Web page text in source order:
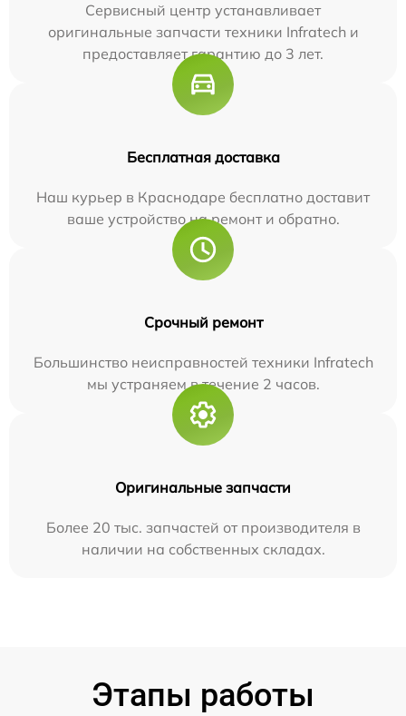
Сервисный центр устанавливает
оригинальные запчасти техники Infratech и
предоставляет гарантию до 3 лет.
Бесплатная доставка
Наш курьер в Краснодаре бесплатно доставит
ваше устройство на ремонт и обратно.
Срочный ремонт
Большинство неисправностей техники Infratech
мы устраняем в течение 2 часов.
Оригинальные запчасти
Более 20 тыс. запчастей от производителя в
наличии на собственных складах.
Этапы работы